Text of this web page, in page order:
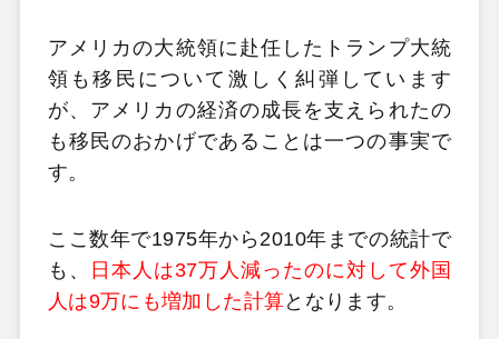
アメリカの大統領に赴任したトランプ大統
領も移民について激しく糾弾しています
が、アメリカの経済の成長を支えられたの
も移民のおかげであることは一つの事実で
す。
ここ数年で1975年から2010年までの統計で
も、
日本人は37万人減ったのに対して外国
人は9万にも増加した計算となります。